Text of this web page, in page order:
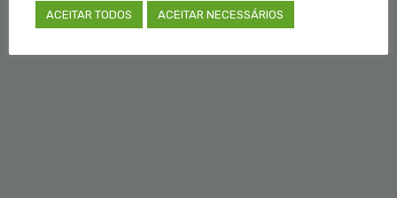
ACEITAR TODOS ACEITAR NECESSÁRIOS